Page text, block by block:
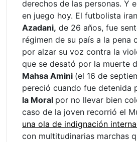
derechos de las personas. Y
en juego hoy. El futbolista
Azadani, de 26 años, fue
régimen de su país a la pena
por alzar su voz contra la
que se desató por la muerte
Mahsa Amini (el 16 de
pereció cuando fue detenida
la Moral por no llevar bien
caso de la joven recorrió el
una ola de indignación
con multitudinarias marchas